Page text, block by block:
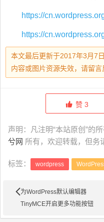
https://
https://
本文最后更新于2017年3月7
内容或图片资源失效，请留言
赞 3
声明：凡注明“本站原创”的
兮网 所有，欢迎转载，但务
标签： wordpress
为WordPress默认编辑器
TinyMCE开启更多功能按钮